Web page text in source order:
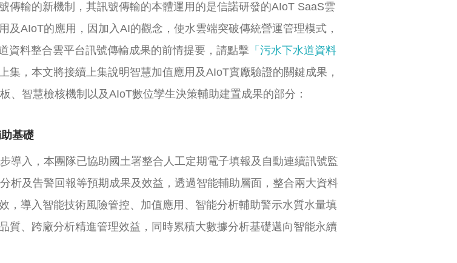
傳輸的新機制，其訊號傳輸的本體運用的是信諾研發的AIoT SaaS雲
AIoT的應用，因加入AI的觀念，使水雲端突破傳統營運管理模式，
資料整合雲平台訊號傳輸成果的前情提要，請點擊 「污水下水道資料
集，本文將接續上集說明智慧加值應用及AIoT實廠驗證的關鍵成果，
、智慧檢核機制以及AIoT數位孿生決策輔助建置成果的部分：
基礎
導入，本團隊已協助國土署整合人工定期電子填報及自動連續訊號監
析及告警回報等預期成果及效益，透過智能輔助層面，整合兩大資料
，導入智能技術風險管控、加值應用、智能分析輔助警示水質水量填
質、跨廠分析精進管理效益，同時累積大數據分析基礎邁向智能永續